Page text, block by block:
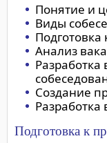
Понятие и
Виды
Анализ
Разработка
Создание
Разработка
Подготовка к